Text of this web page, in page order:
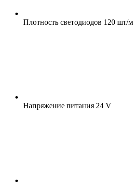
Плотность светодиодов 120 шт/м
Напряжение питания 24 V